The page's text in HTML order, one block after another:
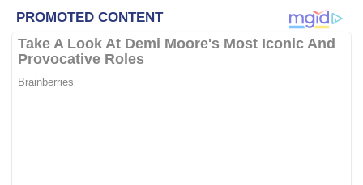
mempunyai ciri geologi manakala tiga lagi
berkemungkinan berasal dari objek buatan manusia, tetapi
tiada satu pun daripadanya konsisten dengan serpihan
pesawat.